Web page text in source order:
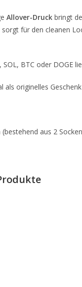
Allover-Druck bringt
sorgt für den cleanen
SOL, BTC oder DOGE
als originelles
(bestehend aus 2